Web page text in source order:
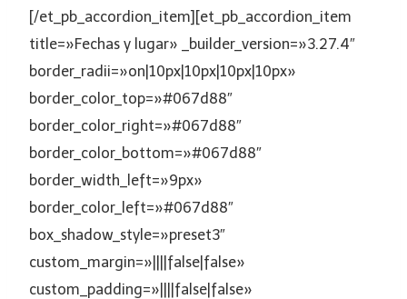
[/et_pb_accordion_item][et_pb_accordion_item
title=»Fechas y lugar» _builder_version=»3.27.4″
border_radii=»on|10px|10px|10px|10px»
border_color_top=»#067d88″
border_color_right=»#067d88″
border_color_bottom=»#067d88″
border_width_left=»9px»
border_color_left=»#067d88″
box_shadow_style=»preset3″
custom_margin=»||||false|false»
custom_padding=»||||false|false»